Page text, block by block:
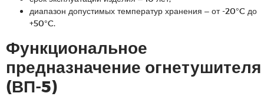
диапазон допустимых температур хранения – от -20°C до
+50°C.
Функциональное
предназначение
(ВП-5)